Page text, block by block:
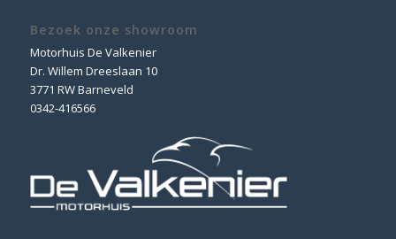
Bezoek onze showroom
Motorhuis De Valkenier
Dr. Willem Dreeslaan 10
3771 RW Barneveld
0342-416566